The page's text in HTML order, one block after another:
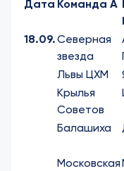
Дата Команда А
18.09.Северная
звезда
Львы ЦХМ
Крылья
Советов
Балашиха
Московская